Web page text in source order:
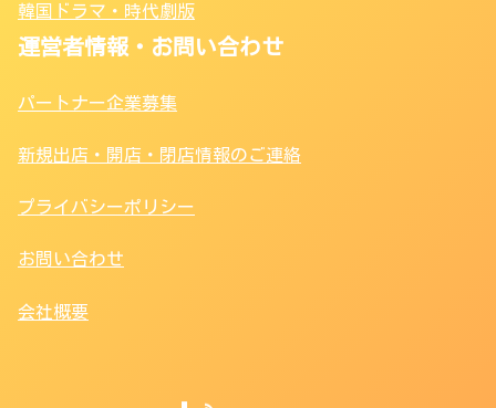
韓国ドラマ・時代劇版
運営者情報・お問い合わせ
パートナー企業募集
新規出店・開店・閉店情報のご連絡
プライバシーポリシー
お問い合わせ
会社概要